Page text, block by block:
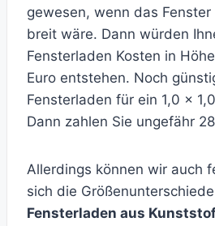
gewesen, wenn das
breit wäre. Dann würden
Fensterladen Kosten in
Euro entstehen. Noch
Fensterladen für ein 1,0 x
Dann zahlen Sie ungefähr
Allerdings können wir auch
sich die
Fensterladen aus